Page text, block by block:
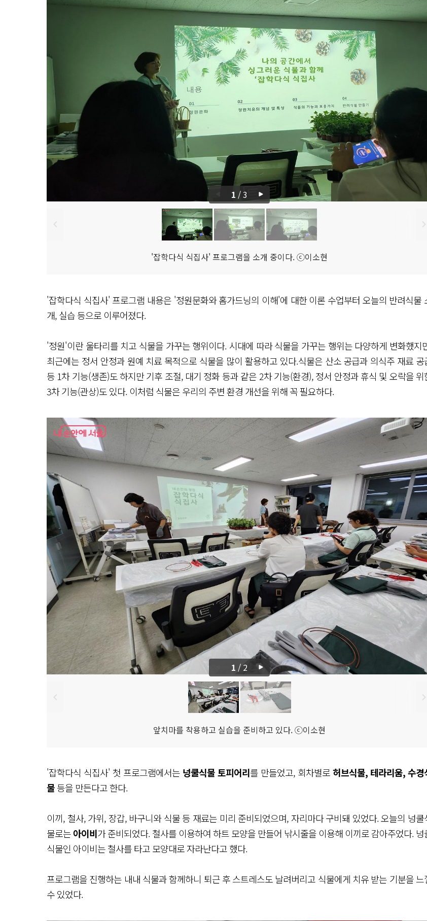
'잡학다식 식집사' 프로그램을 소개 중이다. ⓒ이소현
1 /3
'잡학다식 식집사' 프로그램 내용은 '정원문화와 홈가드닝의 이해'에 대한 이론 수업부터 오늘의 반려식물
개, 실습 등으로 이루어졌다.
'정원'이란 울타리를 치고 식물을 가꾸는 행위이다. 시대에 따라 식물을 가꾸는 행위는 다양하게 변화했지
최근에는 정서 안정과 원예 치료 목적으로 식물을 많이 활용하고 있다.식물은 산소 공급과 의식주 재료 공
등 1차 기능(생존)도 하지만 기후 조절, 대기 정화 등과 같은 2차 기능(환경), 정서 안정과 휴식 및 오락을 위
3차 기능(관상)도 있다. 이처럼 식물은 우리의 주변 환경 개선을 위해 꼭 필요하다.
앞치마를 착용하고 실습을 준비하고 있다. ⓒ이소현
1 / 2
'잡학다식 식집사' 첫 프로그램에서는 넝쿨식물 토피어리를 만들었고, 회차별로허브식물, 테라리움, 수경
물등을 만든다고 한다.
이끼, 철사, 가위, 장갑, 바구니와 식물 등 재료는 미리 준비되었으며, 자리마다 구비돼 있었다. 오늘의 넝쿨
물로는아이비가 준비되었다. 철사를 이용하여 하트 모양을 만들어 낚시줄을 이용해 이끼로 감아주었다. 넝
식물인 아이비는 철사를 타고 모양대로 자라난다고 했다.
프로그램을 진행하는 내내 식물과 함께하니 퇴근 후 스트레스도 날려버리고 식물에게 치유 받는 기분을 느
수 있었다.